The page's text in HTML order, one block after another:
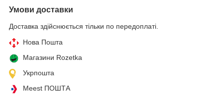
Умови доставки
Доставка здійснюється тільки по передоплаті.
Нова Пошта
Магазини Rozetka
Укрпошта
Meest ПОШТА